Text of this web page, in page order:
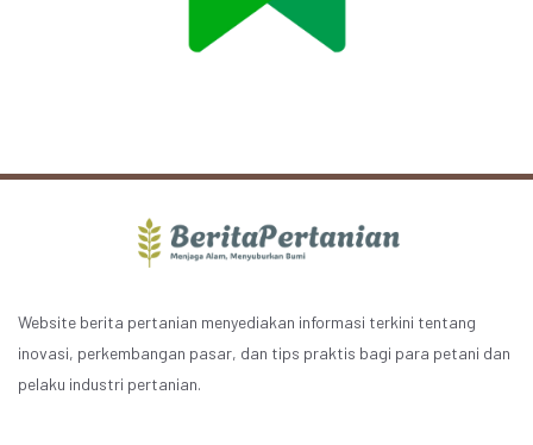
Website berita pertanian menyediakan informasi terkini tentang
inovasi, perkembangan pasar, dan tips praktis bagi para petani dan
pelaku industri pertanian.